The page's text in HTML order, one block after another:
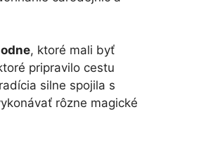
, ktoré mali byť
pripravilo cestu
silne spojila s
rôzne magické